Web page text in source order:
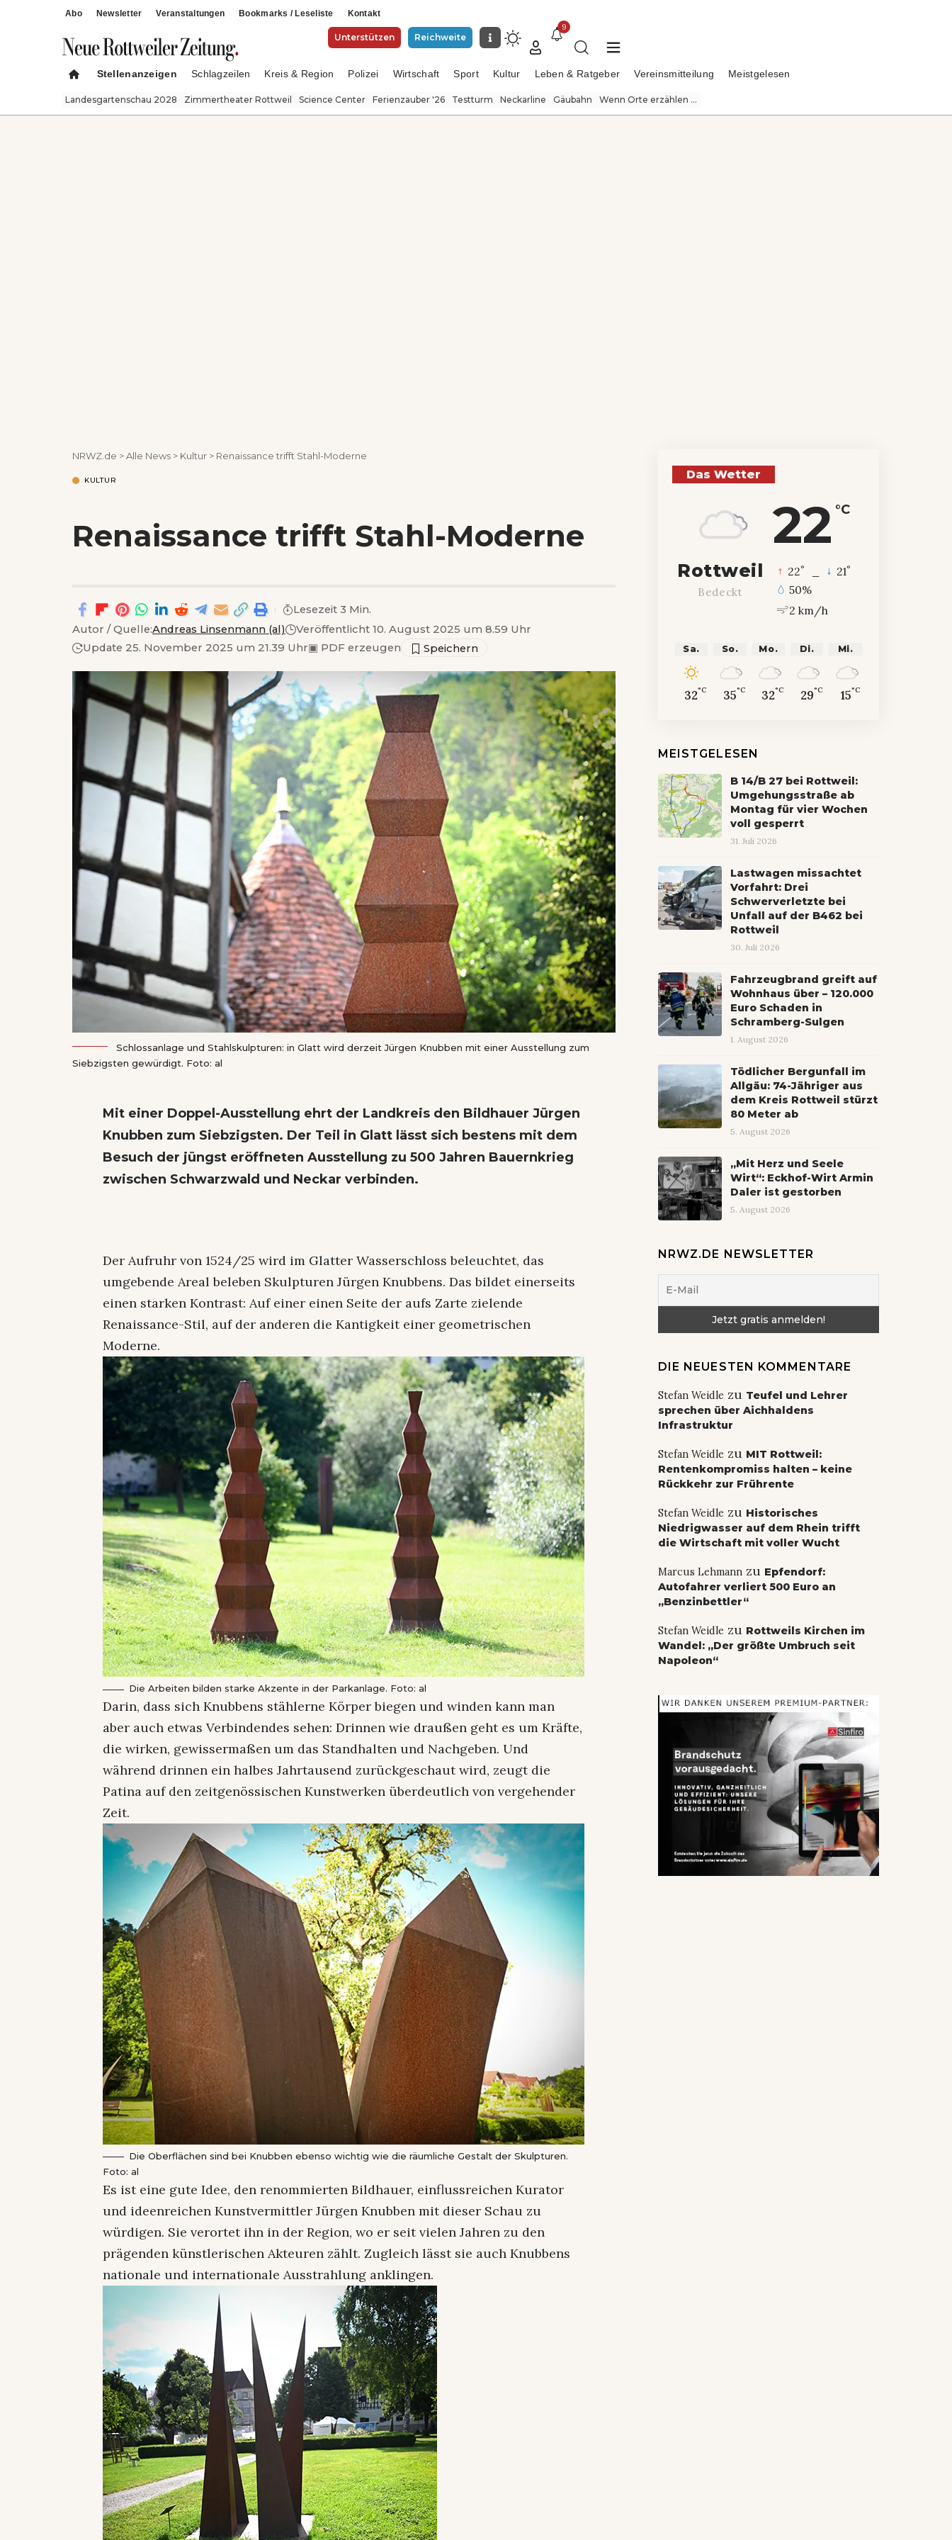
Abo Newsletter Veranstaltungen Bookmarks / Leseliste Kontakt
Unterstützen Reichweite
9
Stellenanzeigen Schlagzeilen Kreis & Region Polizei Wirtschaft Sport Kultur Leben & Ratgeber Vereinsmitteilung Meistgelesen
Landesgartenschau 2028 Zimmertheater Rottweil Science Center Ferienzauber '26 Testturm Neckarline Gäubahn Wenn Orte erzählen ...
NRWZ.de >Alle News > Kultur > Renaissance trifft Stahl-Moderne
KULTUR
Renaissance trifft Stahl-Moderne
Autor / Quelle:Andreas Linsenmann (al)
Veröffentlicht 10. August 2025 um 8.59 Uhr
Update 25. November 2025 um 21.39 Uhr▣ PDF erzeugen
Lesezeit 3 Min.
Schlossanlage und Stahlskulpturen: in Glatt wird derzeit Jürgen Knubben mit einer Ausstellung zum
Siebzigsten gewürdigt. Foto: al
Mit einer Doppel-Ausstellung ehrt der Landkreis den Bildhauer Jürgen
Knubben zum Siebzigsten. Der Teil in Glatt lässt sich bestens mit dem
Besuch der jüngst eröffneten Ausstellung zu 500 Jahren Bauernkrieg
zwischen Schwarzwald und Neckar verbinden.
Der Aufruhr von 1524/25 wird im Glatter Wasserschloss beleuchtet, das
umgebende Areal beleben Skulpturen Jürgen Knubbens. Das bildet einerseits
einen starken Kontrast: Auf einer einen Seite der aufs Zarte zielende
Renaissance-Stil, auf der anderen die Kantigkeit einer geometrischen
Moderne.
Die Arbeiten bilden starke Akzente in der Parkanlage. Foto: al
Darin, dass sich Knubbens stählerne Körper biegen und winden kann man
aber auch etwas Verbindendes sehen: Drinnen wie draußen geht es um Kräfte,
die wirken, gewissermaßen um das Standhalten und Nachgeben. Und
während drinnen ein halbes Jahrtausend zurückgeschaut wird, zeugt die
Patina auf den zeitgenössischen Kunstwerken überdeutlich von vergehender
Zeit.
Die Oberflächen sind bei Knubben ebenso wichtig wie die räumliche Gestalt der Skulpturen.
Foto: al
Es ist eine gute Idee, den renommierten Bildhauer, einflussreichen Kurator
und ideenreichen Kunstvermittler Jürgen Knubben mit dieser Schau zu
würdigen. Sie verortet ihn in der Region, wo er seit vielen Jahren zu den
prägenden künstlerischen Akteuren zählt. Zugleich lässt sie auch Knubbens
nationale und internationale Ausstrahlung anklingen.
Das Wetter
22 °C
Rottweil
Bedeckt
22° 21°
50%
2 km/h
Sa.
32°C
So.
35°C
Mo.
32°C
Di.
29°C
Mi.
15°C
MEISTGELESEN
B 14/B 27 bei Rottweil:
Umgehungsstraße ab
Montag für vier Wochen
voll gesperrt
31. Juli 2026
Lastwagen missachtet
Vorfahrt: Drei
Schwerverletzte bei
Unfall auf der B462 bei
Rottweil
30. Juli 2026
Fahrzeugbrand greift auf
Wohnhaus über – 120.000
Euro Schaden in
Schramberg-Sulgen
1. August 2026
Tödlicher Bergunfall im
Allgäu: 74-Jähriger aus
dem Kreis Rottweil stürzt
80 Meter ab
5. August 2026
„Mit Herz und Seele
Wirt“: Eckhof-Wirt Armin
Daler ist gestorben
5. August 2026
NRWZ.DE NEWSLETTER
DIE NEUESTEN KOMMENTARE
Stefan Weidle zu Teufel und Lehrer
sprechen über Aichhaldens
Infrastruktur
Stefan Weidle zu MIT Rottweil:
Rentenkompromiss halten – keine
Rückkehr zur Frührente
Stefan Weidle zu Historisches
Niedrigwasser auf dem Rhein trifft
die Wirtschaft mit voller Wucht
Marcus Lehmannzu Epfendorf:
Autofahrer verliert 500 Euro an
„Benzinbettler“
Stefan Weidle zu Rottweils Kirchen im
Wandel: „Der größte Umbruch seit
Napoleon“